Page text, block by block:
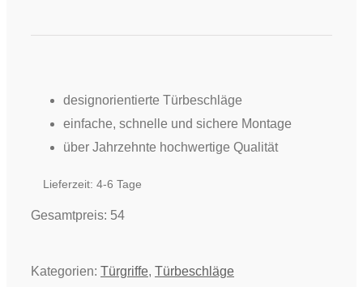
ER28 designorientierte Türbeschläge
einfache, schnelle und sichere Montage
über Jahrzehnte hochwertige Qualität
Lieferzeit: 4-6 Tage
Gesamtpreis: 54
Kategorien: Türgriffe, Türbeschläge